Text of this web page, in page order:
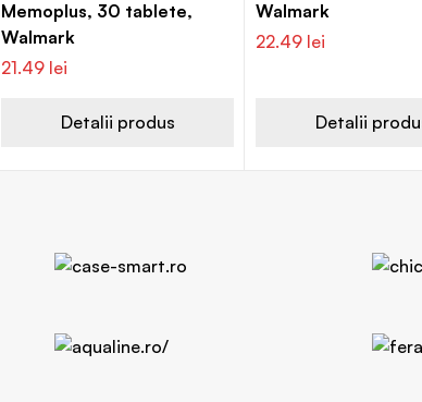
Memoplus, 30 tablete,
Walmark
21.49 lei
Detalii produs
Walmark
22.49 lei
Detalii